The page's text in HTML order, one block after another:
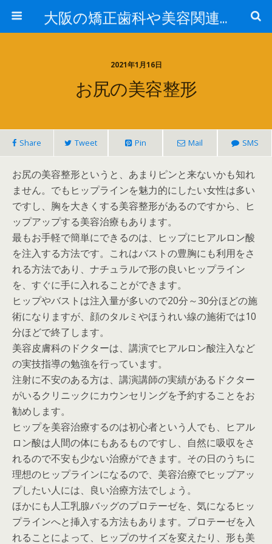
大阪の矯正歯科や美容関連情報
2021年1月16日
お尻の美容整形
Share Tweet Pin Mail SMS
お尻の美容整形というと、あまりピンと来ないかも知れ
ません。でもヒップラインを魅力的にしたい女性は多い
ですし、胸を大きくする美容整形があるのですから、ヒ
ップアップする美容治療もあります。
最もお手軽で簡単にできるのは、ヒップにヒアルロン酸
を注入する方法です。これはバストの豊胸にも利用をさ
れる方法であり、ナチュラルで形の良いヒップライン
を、すぐに手に入れることができます。
ヒップやバストは注入量が多いので20分～30分ほどの施
術になりますが、顔のタルミやほうれい線の施術では10
分ほどで終了します。
美容皮膚科のドクターは、講演でヒアルロン酸注入など
の実技指導の勉強を行っています。
注射に不安のある方は、講演講師の実績があるドクター
がいるクリニックにカウンセリングを予約することをお
勧めします。
ヒップを美容治療するのは初心者という人でも、ヒアル
ロン酸は人間の体にもあるものですし、自然に吸収をさ
れるので不安も少ない治療ができます。その日のうちに
理想のヒップラインになるので、美容治療でヒップアッ
プしたい人には、良い治療方法でしょう。
ほかにも人工乳腺バッグのプロテーゼを、気になるヒッ
プラインへと挿入する方法もあります。プロテーゼを入
れることによって、ヒップのサイズを変えたり、形も美